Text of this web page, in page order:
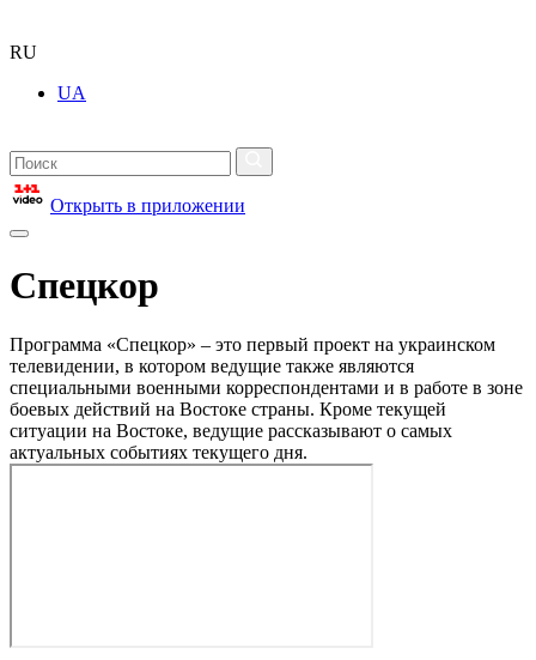
RU
UA
Открыть в приложении
Спецкор
Программа «Спецкор» – это первый проект на украинском
телевидении, в котором ведущие также являются
специальными военными корреспондентами и в работе в зоне
боевых действий на Востоке страны. Кроме текущей
ситуации на Востоке, ведущие рассказывают о самых
актуальных событиях текущего дня.